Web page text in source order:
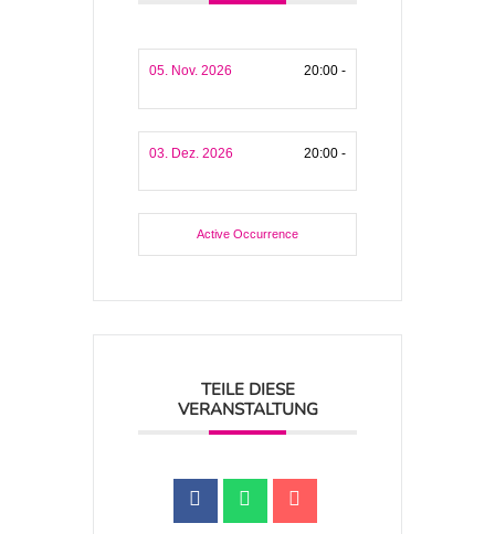
05. Nov. 2026 20:00 -
03. Dez. 2026 20:00 -
Active Occurrence
TEILE DIESE
VERANSTALTUNG